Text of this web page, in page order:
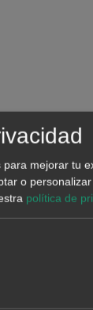
la segunda
aumentar
por el
para mejorar tu
o
política de